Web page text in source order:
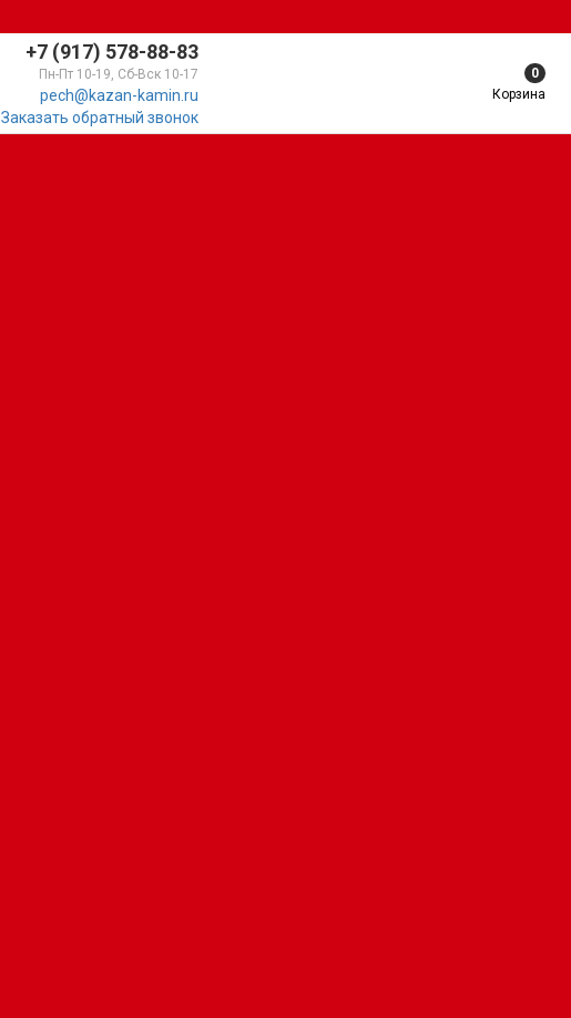
+7 (917) 578-88-83
Пн-Пт 10-19, Сб-Вск 10-17
pech@kazan-kamin.ru
Заказать обратный звонок
0
Корзина